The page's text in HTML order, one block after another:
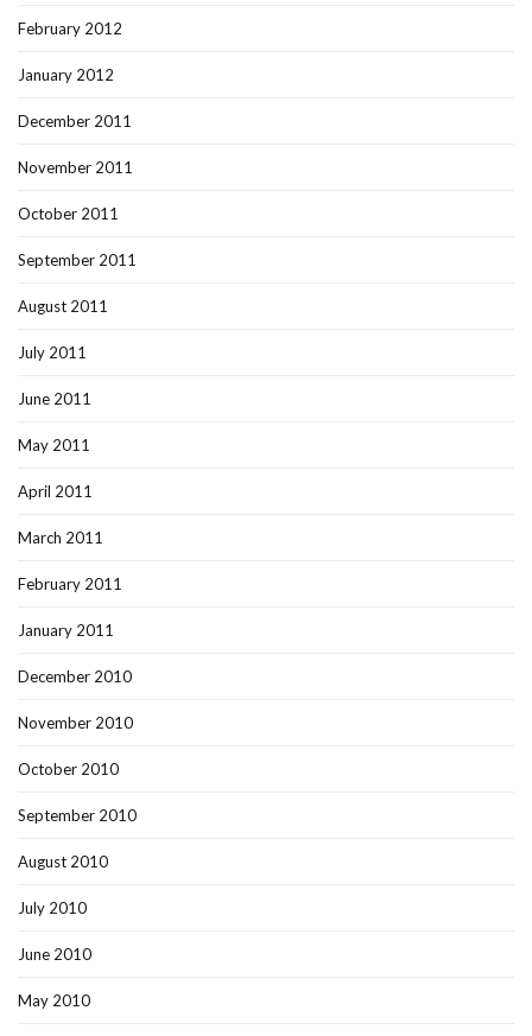
February 2012
January 2012
December 2011
November 2011
October 2011
September 2011
August 2011
July 2011
June 2011
May 2011
April 2011
March 2011
February 2011
January 2011
December 2010
November 2010
October 2010
September 2010
August 2010
July 2010
June 2010
May 2010